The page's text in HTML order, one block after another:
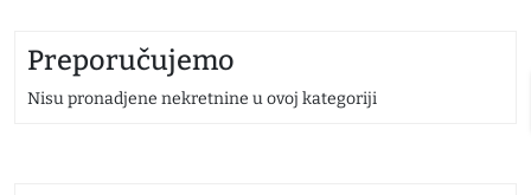
Preporučujemo
Nisu pronadjene nekretnine u ovoj kategoriji